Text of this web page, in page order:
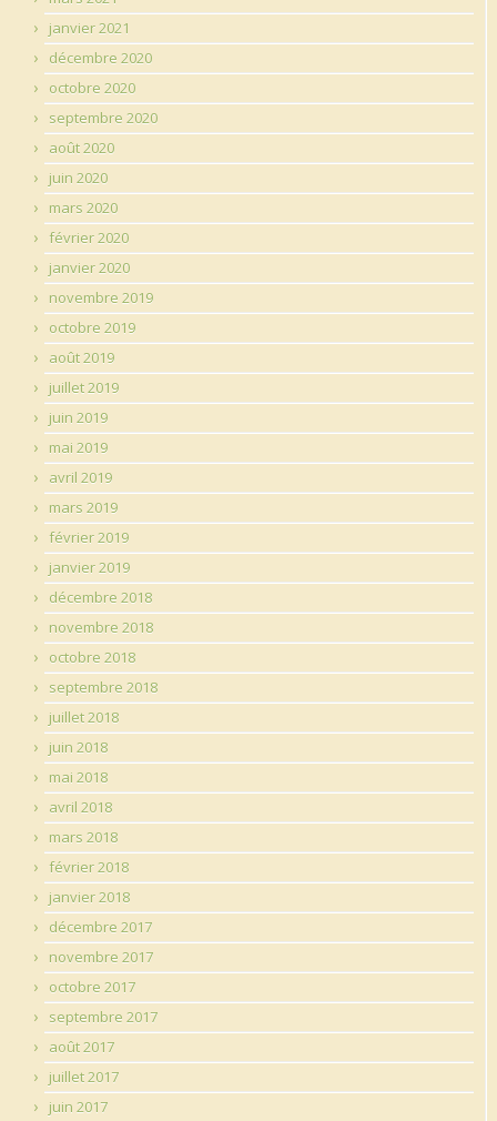
janvier 2021
décembre 2020
octobre 2020
septembre 2020
août 2020
juin 2020
mars 2020
février 2020
janvier 2020
novembre 2019
octobre 2019
août 2019
juillet 2019
juin 2019
mai 2019
avril 2019
mars 2019
février 2019
janvier 2019
décembre 2018
novembre 2018
octobre 2018
septembre 2018
juillet 2018
juin 2018
mai 2018
avril 2018
mars 2018
février 2018
janvier 2018
décembre 2017
novembre 2017
octobre 2017
septembre 2017
août 2017
juillet 2017
juin 2017